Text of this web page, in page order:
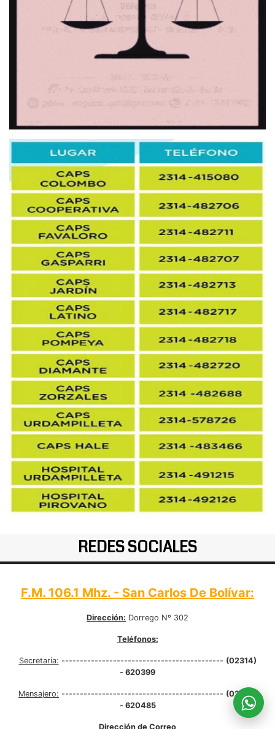
REDES SOCIALES
F.M. 106.1 Mhz. - San Carlos De Bolívar:
Dirección: Dorrego Nº 302
Teléfonos:
Secretaría: -------------------------------------------- (02314)
- 620399
Mensajero: -------------------------------------------- (02314)
- 620485
Dirección de Correo